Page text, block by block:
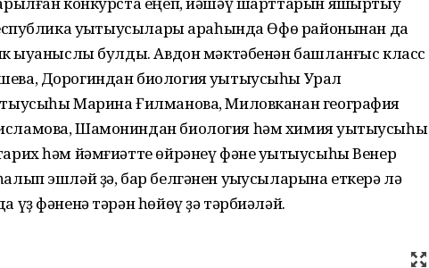
уҡытыусылары араһында Өфө районынан да
ҡыуаныслы булды. Авдон мәктәбенән башланғыс класс
Дорогиндан биология уҡытыусыһы Урал
Марина Ғилманова, Миловканан география
Шамониндан биология һәм химия уҡытыусыһы
һәм йәмғиәтте өйрәнеү фәне уҡытыусыһы Венер
эшләй ҙә, бар белгәнен уҡыусыларына еткерә лә
фәненә тәрән һөйөү ҙә тәрбиәләй.